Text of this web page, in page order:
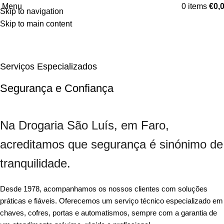
Skip to navigation
Skip to main content
Menu 0 items €
Serviço de Chaves
Serviços Especializados
Segurança e Confiança
Na Drogaria São Luís, em Faro,
acreditamos que segurança é sinónimo de
tranquilidade.
Desde 1978, acompanhamos os nossos clientes com soluções
práticas e fiáveis. Oferecemos um serviço técnico especializado em
chaves, cofres, portas e automatismos, sempre com a garantia de